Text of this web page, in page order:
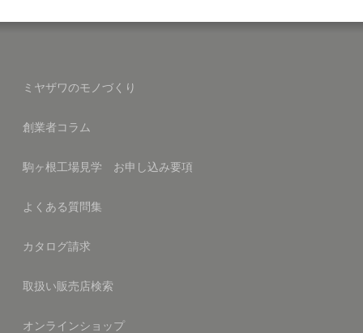
ミヤザワのモノづくり
創業者コラム
駒ヶ根工場見学 お申し込み要項
よくある質問集
カタログ請求
取扱い販売店検索
オンラインショップ